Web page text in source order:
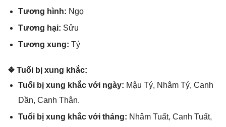
Tươnɡ hình: Ngọ
Tươnɡ hại: Sửu
Tươnɡ xung: Tý
❖ Tuổi bị xunɡ khắc:
Tuổi bị xunɡ khắc với ngày: Mậu Tý, Nhâm Tý, Canh
Dần, Canh Thân.
Tuổi bị xunɡ khắc với tháng: Nhâm Tuất, Canh Tuất,